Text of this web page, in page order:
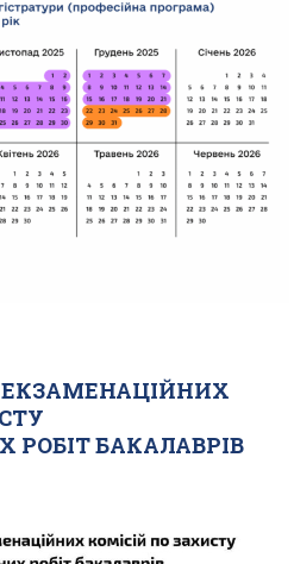
РОБІТ БАКАЛАВРІВ